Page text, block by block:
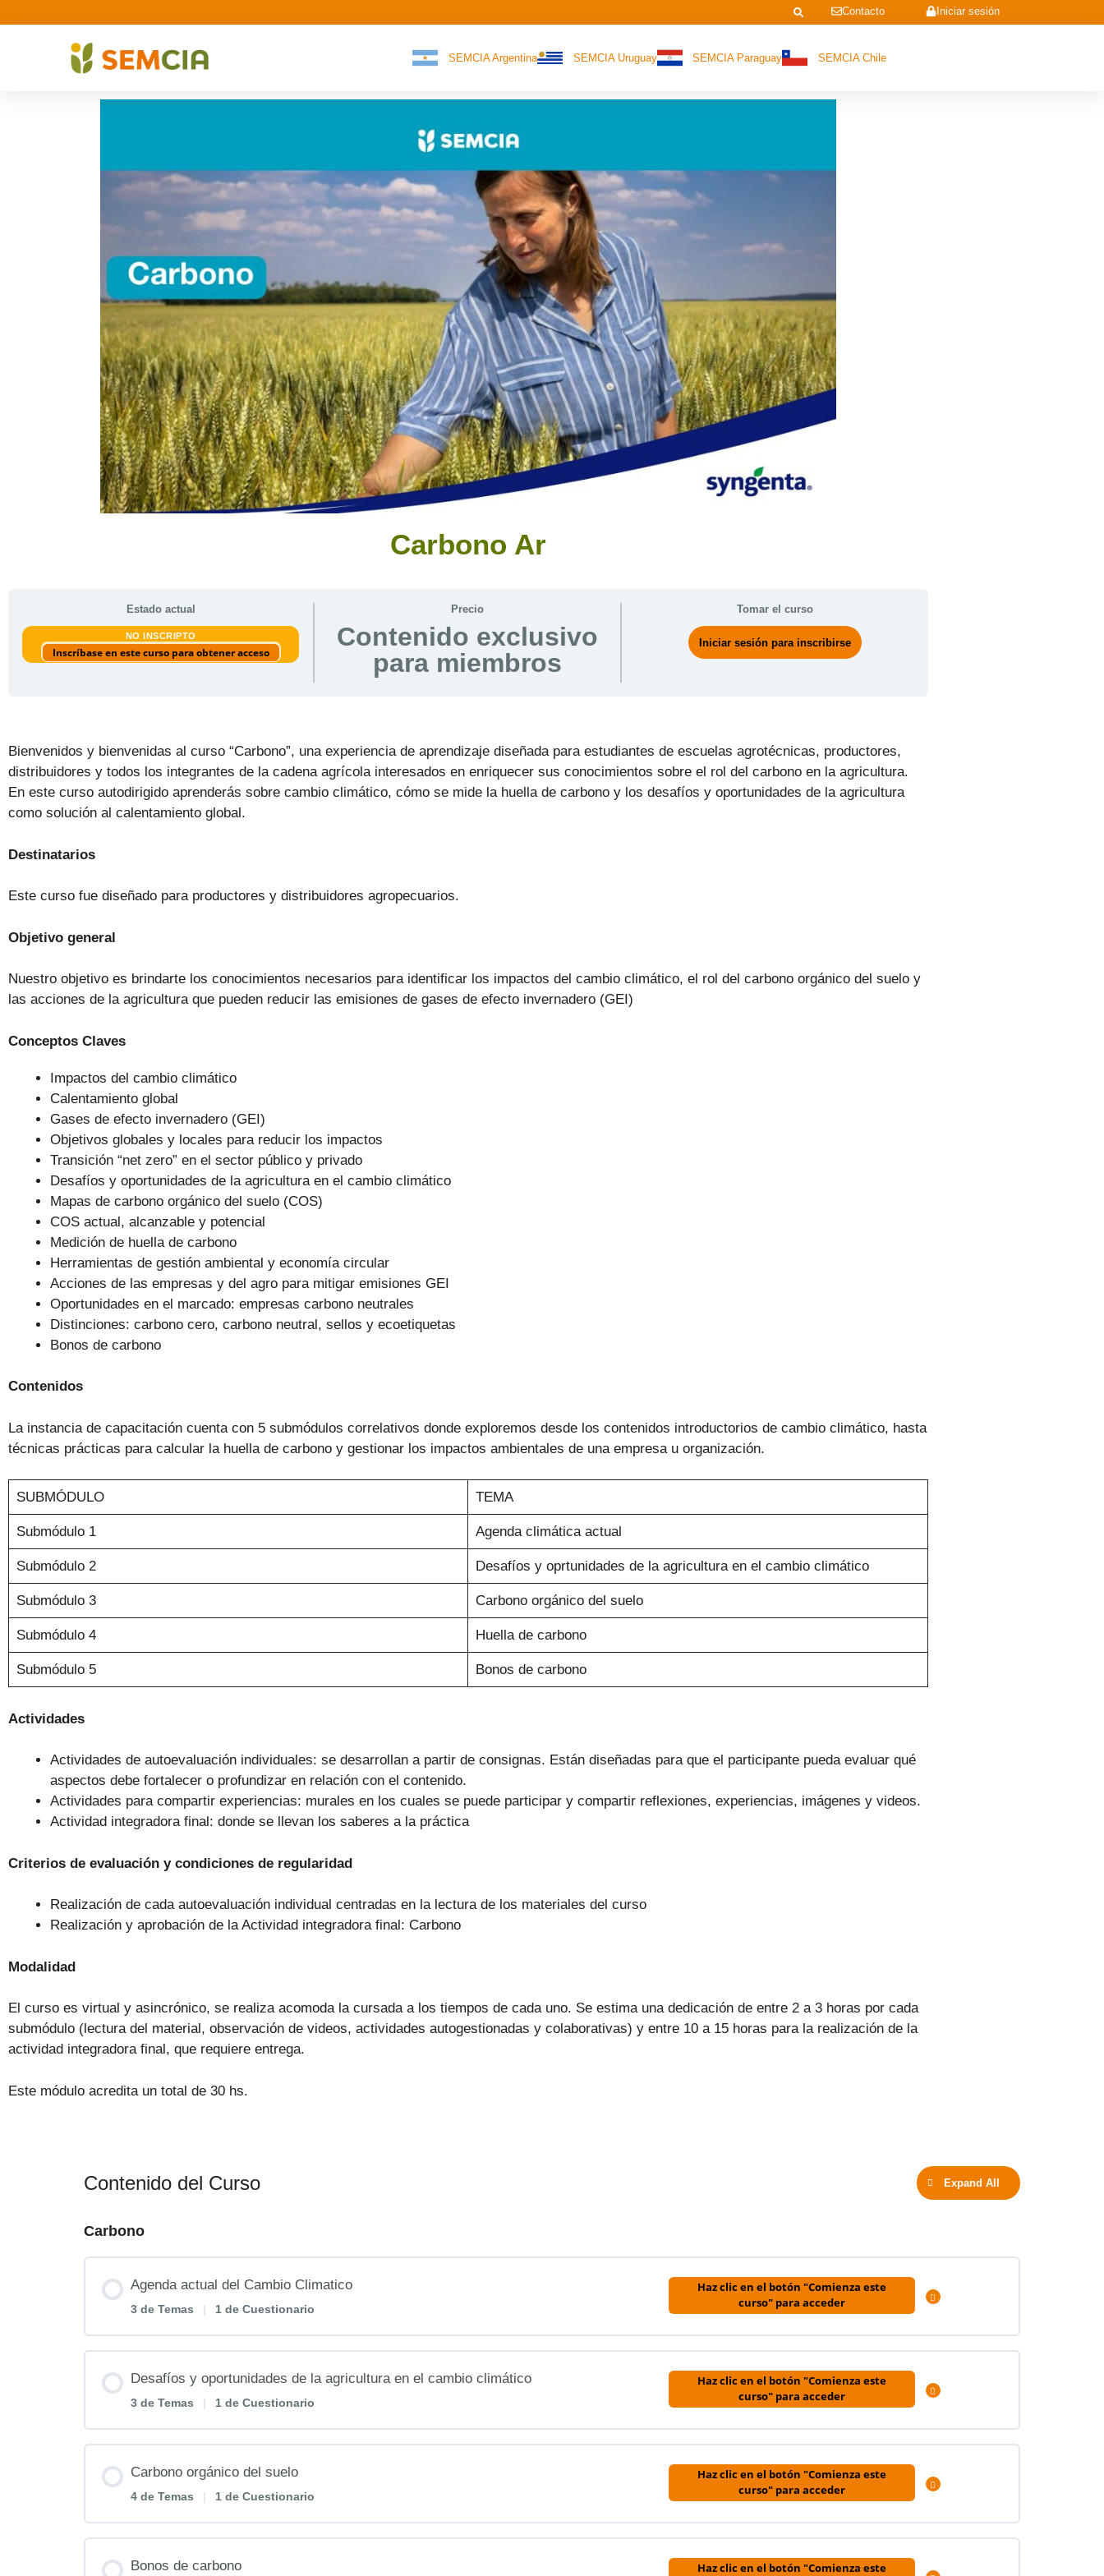
Iniciar sesión
Contacto
SEMCIA Argentina SEMCIA Uruguay SEMCIA Paraguay SEMCIA Chile
Carbono Ar
Estado actual
NO INSCRIPTO
Inscríbase en este curso para obtener acceso
Precio
Contenido exclusivo
para miembros
Tomar el curso
Iniciar sesión para inscribirse
Bienvenidos y bienvenidas al curso “Carbono”, una experiencia de aprendizaje diseñada para estudiantes de escuelas agrotécnicas, productores,
distribuidores y todos los integrantes de la cadena agrícola interesados en enriquecer sus conocimientos sobre el rol del carbono en la agricultura.
En este curso autodirigido aprenderás sobre cambio climático, cómo se mide la huella de carbono y los desafíos y oportunidades de la agricultura
como solución al calentamiento global.
Destinatarios
Este curso fue diseñado para productores y distribuidores agropecuarios.
Objetivo general
Nuestro objetivo es brindarte los conocimientos necesarios para identificar los impactos del cambio climático, el rol del carbono orgánico del suelo y
las acciones de la agricultura que pueden reducir las emisiones de gases de efecto invernadero (GEI)
Conceptos Claves
Impactos del cambio climático
Calentamiento global
Gases de efecto invernadero (GEI)
Objetivos globales y locales para reducir los impactos
Transición “net zero” en el sector público y privado
Desafíos y oportunidades de la agricultura en el cambio climático
Mapas de carbono orgánico del suelo (COS)
COS actual, alcanzable y potencial
Medición de huella de carbono
Herramientas de gestión ambiental y economía circular
Acciones de las empresas y del agro para mitigar emisiones GEI
Oportunidades en el marcado: empresas carbono neutrales
Distinciones: carbono cero, carbono neutral, sellos y ecoetiquetas
Bonos de carbono
Contenidos
La instancia de capacitación cuenta con 5 submódulos correlativos donde exploremos desde los contenidos introductorios de cambio climático, hasta
técnicas prácticas para calcular la huella de carbono y gestionar los impactos ambientales de una empresa u organización.
SUBMÓDULO TEMA
Submódulo 1 Agenda climática actual
Submódulo 2 Desafíos y oprtunidades de la agricultura en el cambio climático
Submódulo 3 Carbono orgánico del suelo
Submódulo 4 Huella de carbono
Submódulo 5 Bonos de carbono
Actividades
Actividades de autoevaluación individuales: se desarrollan a partir de consignas. Están diseñadas para que el participante pueda evaluar qué
aspectos debe fortalecer o profundizar en relación con el contenido.
Actividades para compartir experiencias: murales en los cuales se puede participar y compartir reflexiones, experiencias, imágenes y videos.
Actividad integradora final: donde se llevan los saberes a la práctica
Criterios de evaluación y condiciones de regularidad
Realización de cada autoevaluación individual centradas en la lectura de los materiales del curso
Realización y aprobación de la Actividad integradora final: Carbono
Modalidad
El curso es virtual y asincrónico, se realiza acomoda la cursada a los tiempos de cada uno. Se estima una dedicación de entre 2 a 3 horas por cada
submódulo (lectura del material, observación de videos, actividades autogestionadas y colaborativas) y entre 10 a 15 horas para la realización de la
actividad integradora final, que requiere entrega.
Este módulo acredita un total de 30 hs.
Contenido del Curso Expand All
Carbono
Agenda actual del Cambio Climatico
3 de Temas | 1 de Cuestionario
Haz clic en el botón "Comienza este
curso" para acceder
Repasamos el contenido
Desafíos y oportunidades de la agricultura en el cambio climático
3 de Temas | 1 de Cuestionario
Haz clic en el botón "Comienza este
curso" para acceder
Repasamos el contenido
Carbono orgánico del suelo
4 de Temas | 1 de Cuestionario
Haz clic en el botón "Comienza este
curso" para acceder
Bonos de carbono Haz clic en el botón "Comienza este